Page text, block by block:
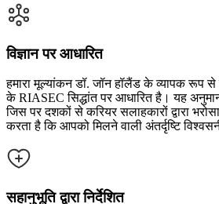
विज्ञान पर आधारित
हमारा मूल्यांकन डॉ. जॉन हॉलैंड के व्यापक रूप से
के RIASEC सिद्धांत पर आधारित है। यह
जिस पर दशकों से करियर सलाहकारों द्वारा
करता है कि आपको मिलने वाली अंतर्दृष्टि
सहानुभूति द्वारा निर्देशित